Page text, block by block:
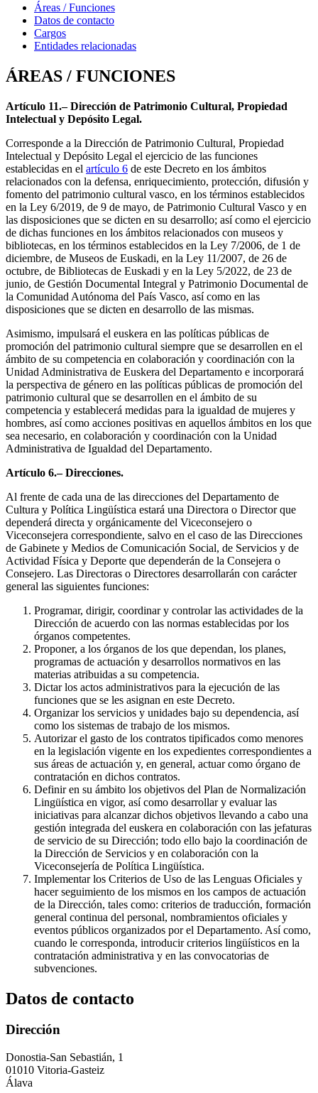
Áreas / Funciones
Datos de contacto
Cargos
Entidades relacionadas
ÁREAS / FUNCIONES
Artículo 11.– Dirección de Patrimonio Cultural, Propiedad
Intelectual y Depósito Legal.
Corresponde a la Dirección de Patrimonio Cultural, Propiedad
Intelectual y Depósito Legal el ejercicio de las funciones
establecidas en el artículo 6 de este Decreto en los ámbitos
relacionados con la defensa, enriquecimiento, protección, difusión y
fomento del patrimonio cultural vasco, en los términos establecidos
en la Ley 6/2019, de 9 de mayo, de Patrimonio Cultural Vasco y en
las disposiciones que se dicten en su desarrollo; así como el ejercicio
de dichas funciones en los ámbitos relacionados con museos y
bibliotecas, en los términos establecidos en la Ley 7/2006, de 1 de
diciembre, de Museos de Euskadi, en la Ley 11/2007, de 26 de
octubre, de Bibliotecas de Euskadi y en la Ley 5/2022, de 23 de
junio, de Gestión Documental Integral y Patrimonio Documental de
la Comunidad Autónoma del País Vasco, así como en las
disposiciones que se dicten en desarrollo de las mismas.
Asimismo, impulsará el euskera en las políticas públicas de
promoción del patrimonio cultural siempre que se desarrollen en el
ámbito de su competencia en colaboración y coordinación con la
Unidad Administrativa de Euskera del Departamento e incorporará
la perspectiva de género en las políticas públicas de promoción del
patrimonio cultural que se desarrollen en el ámbito de su
competencia y establecerá medidas para la igualdad de mujeres y
hombres, así como acciones positivas en aquellos ámbitos en los que
sea necesario, en colaboración y coordinación con la Unidad
Administrativa de Igualdad del Departamento.
Artículo 6.– Direcciones.
Al frente de cada una de las direcciones del Departamento de
Cultura y Política Lingüística estará una Directora o Director que
dependerá directa y orgánicamente del Viceconsejero o
Viceconsejera correspondiente, salvo en el caso de las Direcciones
de Gabinete y Medios de Comunicación Social, de Servicios y de
Actividad Física y Deporte que dependerán de la Consejera o
Consejero. Las Directoras o Directores desarrollarán con carácter
general las siguientes funciones:
Programar, dirigir, coordinar y controlar las actividades de la
Dirección de acuerdo con las normas establecidas por los
órganos competentes.
Proponer, a los órganos de los que dependan, los planes,
programas de actuación y desarrollos normativos en las
materias atribuidas a su competencia.
Dictar los actos administrativos para la ejecución de las
funciones que se les asignan en este Decreto.
Organizar los servicios y unidades bajo su dependencia, así
como los sistemas de trabajo de los mismos.
Autorizar el gasto de los contratos tipificados como menores
en la legislación vigente en los expedientes correspondientes a
sus áreas de actuación y, en general, actuar como órgano de
contratación en dichos contratos.
Definir en su ámbito los objetivos del Plan de Normalización
Lingüística en vigor, así como desarrollar y evaluar las
iniciativas para alcanzar dichos objetivos llevando a cabo una
gestión integrada del euskera en colaboración con las jefaturas
de servicio de su Dirección; todo ello bajo la coordinación de
la Dirección de Servicios y en colaboración con la
Viceconsejería de Política Lingüística.
Implementar los Criterios de Uso de las Lenguas Oficiales y
hacer seguimiento de los mismos en los campos de actuación
de la Dirección, tales como: criterios de traducción, formación
general continua del personal, nombramientos oficiales y
eventos públicos organizados por el Departamento. Así como,
cuando le corresponda, introducir criterios lingüísticos en la
contratación administrativa y en las convocatorias de
subvenciones.
Datos de contacto
Dirección
Donostia-San Sebastián, 1
01010 Vitoria-Gasteiz
Álava